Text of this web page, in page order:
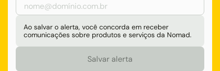
Ao salvar o alerta, você concorda em receber
comunicações sobre produtos e serviços da Nomad.